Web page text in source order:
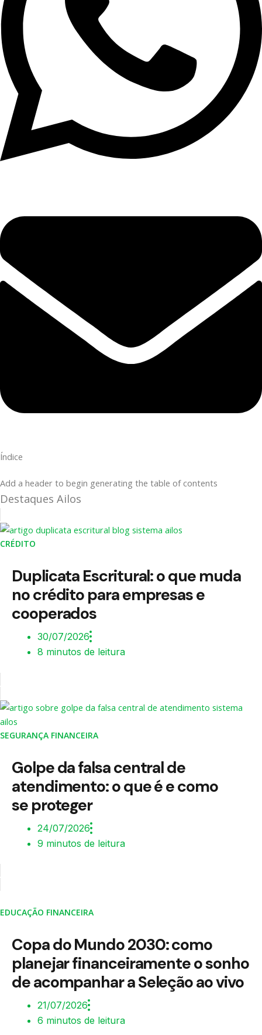
Índice
Add a header to begin generating the table of contents
Destaques Ailos
CRÉDITO
Duplicata Escritural: o que muda
no crédito para empresas e
cooperados
30/07/2026
8 minutos de leitura
SEGURANÇA FINANCEIRA
Golpe da falsa central de
atendimento: o que é e como
se proteger
24/07/2026
9 minutos de leitura
EDUCAÇÃO FINANCEIRA
Copa do Mundo 2030: como
planejar financeiramente o sonho
de acompanhar a Seleção ao vivo
21/07/2026
6 minutos de leitura